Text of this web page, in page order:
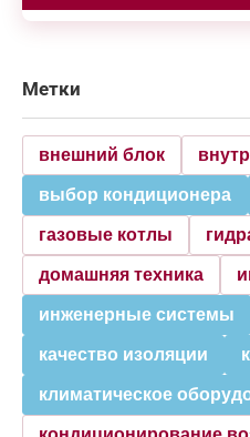
Метки
внешний блок
выбор кондиционера
газовые котлы
домашняя техника
инженерные системы
качество изоляции
климатическое